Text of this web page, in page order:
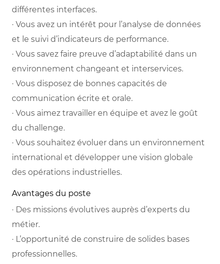
différentes interfaces.
· Vous avez un intérêt pour l’analyse de données
et le suivi d’indicateurs de performance.
· Vous savez faire preuve d’adaptabilité dans un
environnement changeant et interservices.
· Vous disposez de bonnes capacités de
communication écrite et orale.
· Vous aimez travailler en équipe et avez le goût
du challenge.
· Vous souhaitez évoluer dans un environnement
international et développer une vision globale
des opérations industrielles.
Avantages du poste
· Des missions évolutives auprès d’experts du
métier.
· L’opportunité de construire de solides bases
professionnelles.